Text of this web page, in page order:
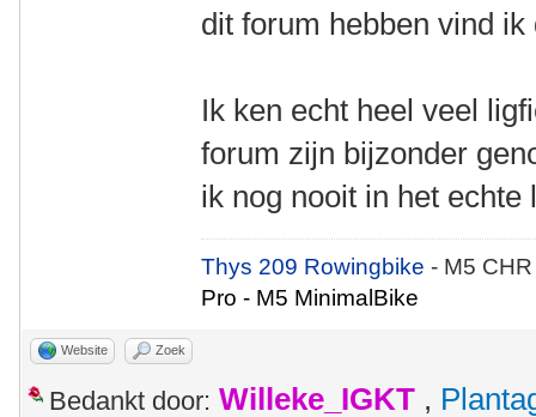
dit forum hebben vind
Ik ken echt heel veel
forum zijn bijzonder
ik nog nooit in het echte
Thys 209 Rowingbike- M5
Pro - M5 MinimalBike
Website Zoek
Bedankt door: Willeke_IGKT ,